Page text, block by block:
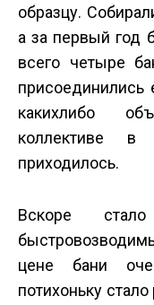
образцу.
а за первый год
всего четыре
присоединились
каких­либо
коллективе
приходилось.
Вскоре
цене бани
потихоньку